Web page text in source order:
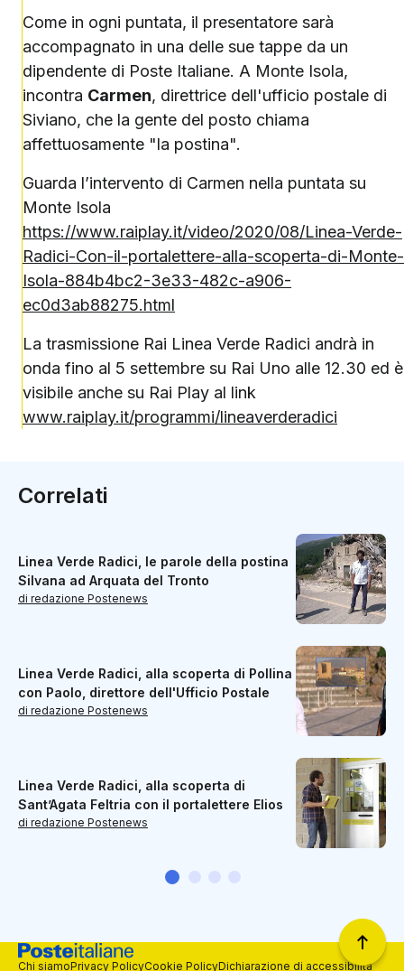
Come in ogni puntata, il presentatore sarà
accompagnato in una delle sue tappe da un
dipendente di Poste Italiane. A Monte Isola,
incontra Carmen, direttrice dell'ufficio postale di
Siviano, che la gente del posto chiama
affettuosamente "la postina".
Guarda l’intervento di Carmen nella puntata su
Monte Isola
https://www.raiplay.it/video/2020/08/Linea-Verde-
Radici-Con-il-portalettere-alla-scoperta-di-Monte-
Isola-884b4bc2-3e33-482c-a906-
ec0d3ab88275.html
La trasmissione Rai Linea Verde Radici andrà in
onda fino al 5 settembre su Rai Uno alle 12.30 ed è
visibile anche su Rai Play al link
www.raiplay.it/programmi/lineaverderadici
Correlati
Linea Verde Radici, le parole della postina
Silvana ad Arquata del Tronto
di redazione Postenews
Linea Verde Radici, alla scoperta di Pollina
con Paolo, direttore dell'Ufficio Postale
di redazione Postenews
Linea Verde Radici, alla scoperta di
Sant’Agata Feltria con il portalettere Elios
di redazione Postenews
Chi siamoPrivacy PolicyCookie PolicyDichiarazione di accessibilità